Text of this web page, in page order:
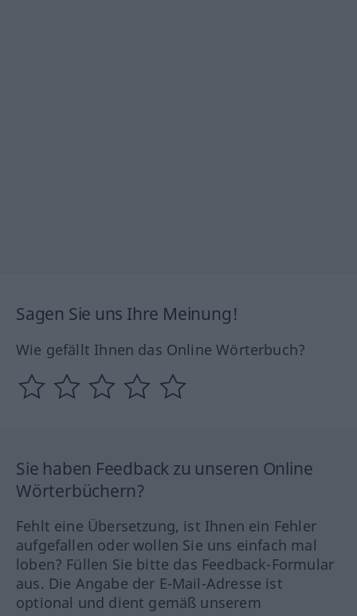
Sagen Sie uns Ihre Meinung!
Wie gefällt Ihnen das Online Wörterbuch?
Sie haben Feedback zu unseren Online
Wörterbüchern?
Fehlt eine Übersetzung, ist Ihnen ein Fehler
aufgefallen oder wollen Sie uns einfach mal
loben? Füllen Sie bitte das Feedback-Formular
aus. Die Angabe der E-Mail-Adresse ist
optional und dient gemäß unserem